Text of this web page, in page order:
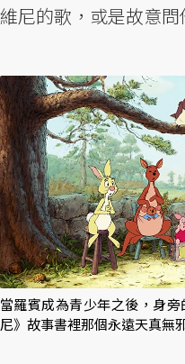
維尼的歌，或是故意問
當羅賓成為青少年之後，身
尼》故事書裡那個永遠天真無